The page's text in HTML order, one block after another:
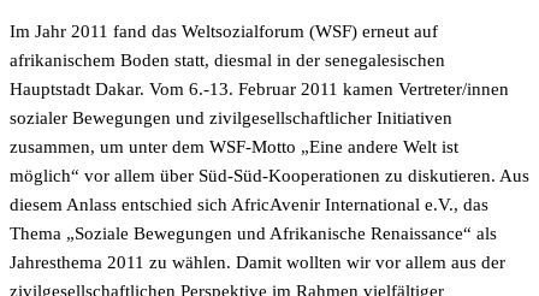
Im Jahr 2011 fand das Weltsozialforum (WSF) erneut auf
afrikanischem Boden statt, diesmal in der senegalesischen
Hauptstadt Dakar. Vom 6.-13. Februar 2011 kamen Vertreter/innen
sozialer Bewegungen und zivilgesellschaftlicher Initiativen
zusammen, um unter dem WSF-Motto „Eine andere Welt ist
möglich“ vor allem über Süd-Süd-Kooperationen zu diskutieren. Aus
diesem Anlass entschied sich AfricAvenir International e.V., das
Thema „Soziale Bewegungen und Afrikanische Renaissance“ als
Jahresthema 2011 zu wählen. Damit wollten wir vor allem aus der
zivilgesellschaftlichen Perspektive im Rahmen vielfältiger